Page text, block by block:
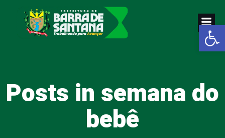
Abrir
Pular
para
o
conteúdo
Posts in semana do
bebê